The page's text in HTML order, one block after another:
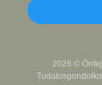
2026 ©